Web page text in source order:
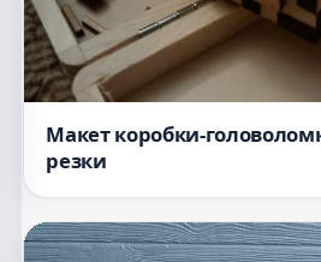
Макет коробки-
резки